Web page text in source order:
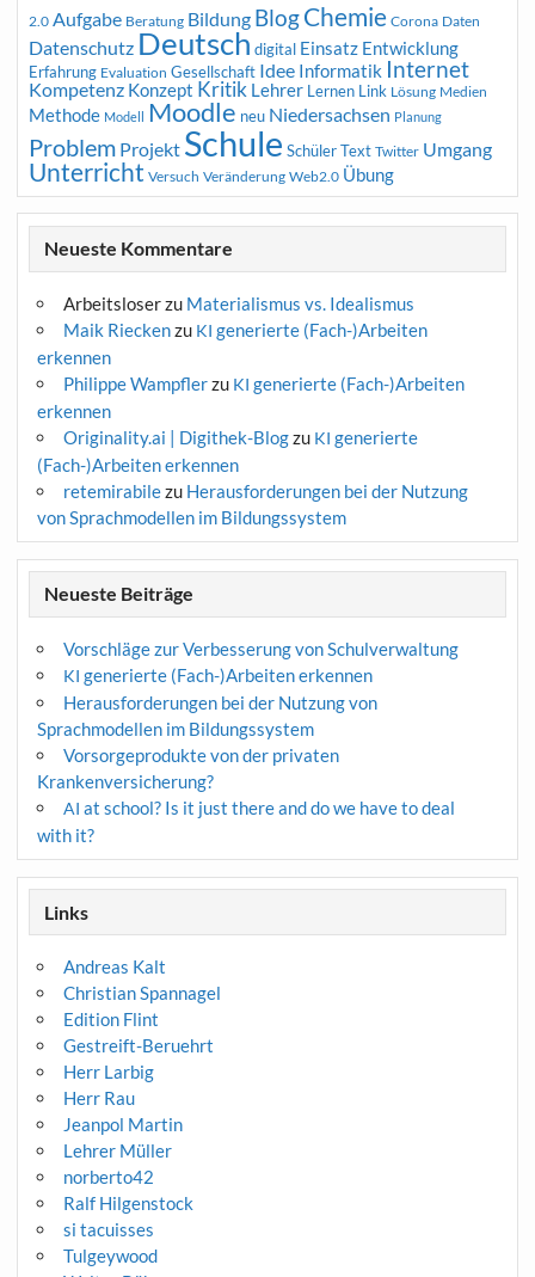
2.0 Aufgabe Beratung Bildung BlogChemie Corona Daten
Datenschutz Deutsch digital Einsatz Entwicklung
Erfahrung Evaluation Gesellschaft Idee Informatik Internet
Kompetenz Konzept Kritik Lehrer Lernen Link Lösung Medien
Methode Modell Moodle neu Niedersachsen Planung
Problem Projekt Schule Schüler Text Twitter Umgang
Unterricht Versuch Veränderung Web2.0 Übung
Neueste Kommentare
Arbeitsloserzu Materialismus vs. Idealismus
Maik Rieckenzu KI generierte (Fach-)Arbeiten
erkennen
Philippe Wampflerzu KI generierte (Fach-)Arbeiten
erkennen
Originality.ai | Digithek-Blogzu KI generierte
(Fach-)Arbeiten erkennen
retemirabilezu Herausforderungen bei der Nutzung
von Sprachmodellen im Bildungssystem
Neueste Beiträge
Vorschläge zur Verbesserung von Schulverwaltung
KI generierte (Fach-)Arbeiten erkennen
Herausforderungen bei der Nutzung von
Sprachmodellen im Bildungssystem
Vorsorgeprodukte von der privaten
Krankenversicherung?
AI at school? Is it just there and do we have to deal
with it?
Links
Andreas Kalt
Christian Spannagel
Edition Flint
Gestreift-Beruehrt
Herr Larbig
Herr Rau
Jeanpol Martin
Lehrer Müller
norberto42
Ralf Hilgenstock
si tacuisses
Tulgeywood